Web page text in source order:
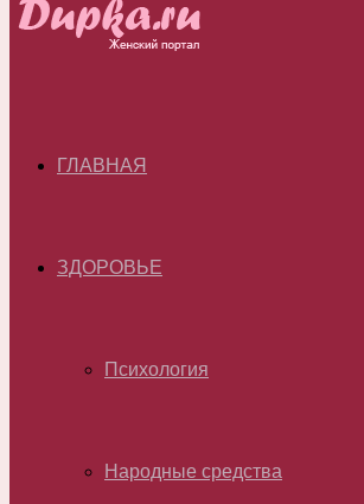
ГЛАВНАЯ
ЗДОРОВЬЕ
Психология
Народные средства